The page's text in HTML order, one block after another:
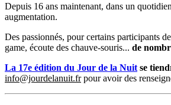
Depuis 16 ans maintenant, dans un
augmentation.
Des passionnés, pour certains participants
game, écoute des chauve-souris... de
La 17e édition du Jour de la Nuit se
info@jourdelanuit.frpour avoir des